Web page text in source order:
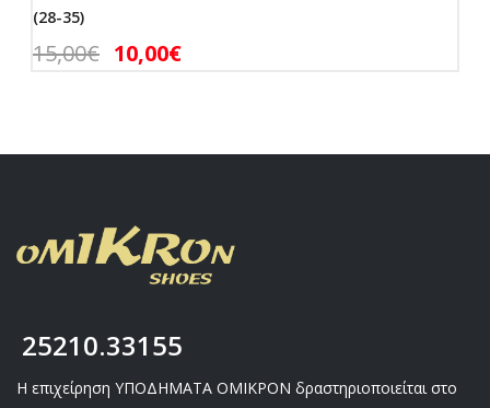
(28-35)
15,00€ 10,00€
25210.33155
Η επιχείρηση ΥΠΟΔΗΜΑΤΑ ΟΜΙΚΡΟΝ δραστηριοποιείται στο